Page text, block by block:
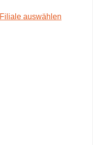
Filiale auswählen